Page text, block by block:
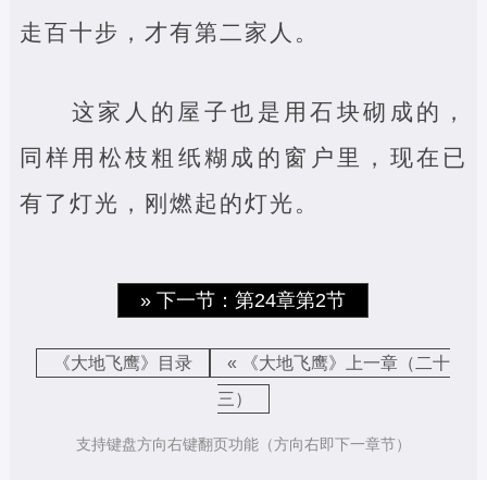
走百十步，才有第二家人。
这家人的屋子也是用石块砌成的，
同样用松枝粗纸糊成的窗户里，现在已
有了灯光，刚燃起的灯光。
» 下一节：第24章第2节
《大地飞鹰》目录
« 《大地飞鹰》上一章（二十
三）
支持键盘方向右键翻页功能（方向右即下一章节）